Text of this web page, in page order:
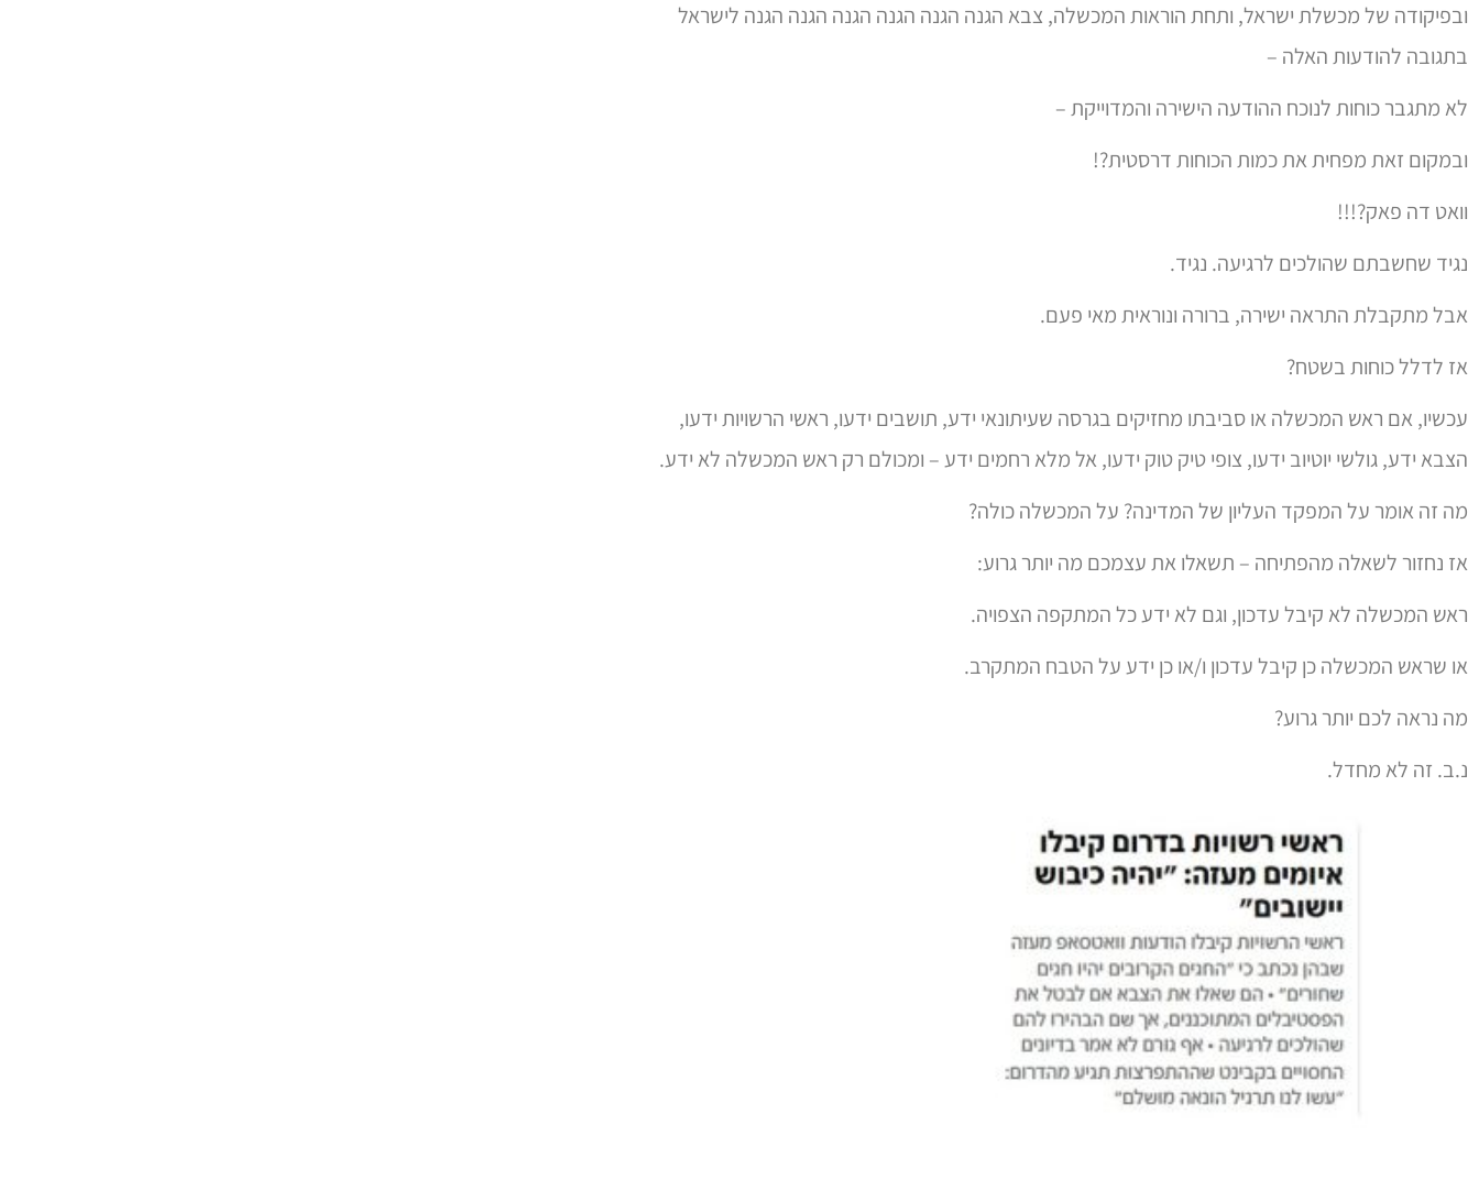
ובפיקודה של מכשלת ישראל, ותחת הוראות המכשלה, צבא הגנה הגנה הגנה הגנה הגנה הגנה לישראל
בתגובה להודעות האלה –
לא מתגבר כוחות לנוכח ההודעה הישירה והמדוייקת –
ובמקום זאת מפחית את כמות הכוחות דרסטית?!
וואט דה פאק?!!!
נגיד שחשבתם שהולכים לרגיעה. נגיד.
אבל מתקבלת התראה ישירה, ברורה ונוראית מאי פעם.
אז לדלל כוחות בשטח?
עכשיו, אם ראש המכשלה או סביבתו מחזיקים בגרסה שעיתונאי ידע, תושבים ידעו, ראשי הרשויות ידעו,
הצבא ידע, גולשי יוטיוב ידעו, צופי טיק טוק ידעו, אל מלא רחמים ידע – ומכולם רק ראש המכשלה לא ידע.
מה זה אומר על המפקד העליון של המדינה? על המכשלה כולה?
אז נחזור לשאלה מהפתיחה – תשאלו את עצמכם מה יותר גרוע:
ראש המכשלה לא קיבל עדכון, וגם לא ידע כל המתקפה הצפויה.
או שראש המכשלה כן קיבל עדכון ו/או כן ידע על הטבח המתקרב.
מה נראה לכם יותר גרוע?
נ.ב. זה לא מחדל.